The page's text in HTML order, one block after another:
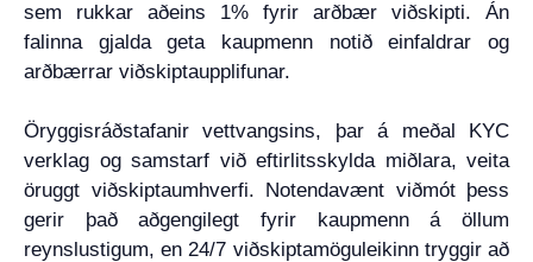
sem rukkar aðeins 1% fyrir arðbær viðskipti. Án
falinna gjalda geta kaupmenn notið einfaldrar og
arðbærrar viðskiptaupplifunar.
Öryggisráðstafanir vettvangsins, þar á meðal KYC
verklag og samstarf við eftirlitsskylda miðlara, veita
öruggt viðskiptaumhverfi. Notendavænt viðmót þess
gerir það aðgengilegt fyrir kaupmenn á öllum
reynslustigum, en 24/7 viðskiptamöguleikinn tryggir að